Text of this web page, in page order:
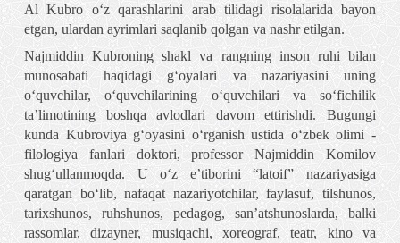
Al Kubro o‘z qarashlarini arab tilidagi risolalarida bayon
etgan, ulardan ayrimlari saqlanib qolgan va nashr etilgan.
Najmiddin Kubroning shakl va rangning inson ruhi bilan
munosabati haqidagi g‘oyalari va nazariyasini uning
o‘quvchilar, o‘quvchilarining o‘quvchilari va so‘fichilik
ta’limotining boshqa avlodlari davom ettirishdi. Bugungi
kunda Kubroviya g‘oyasini o‘rganish ustida o‘zbek olimi -
filologiya fanlari doktori, professor Najmiddin Komilov
shug‘ullanmoqda. U o‘z e’tiborini “latoif” nazariyasiga
qaratgan bo‘lib, nafaqat nazariyotchilar, faylasuf, tilshunos,
tarixshunos, ruhshunos, pedagog, san’atshunoslarda, balki
rassomlar, dizayner, musiqachi, xoreograf, teatr, kino va